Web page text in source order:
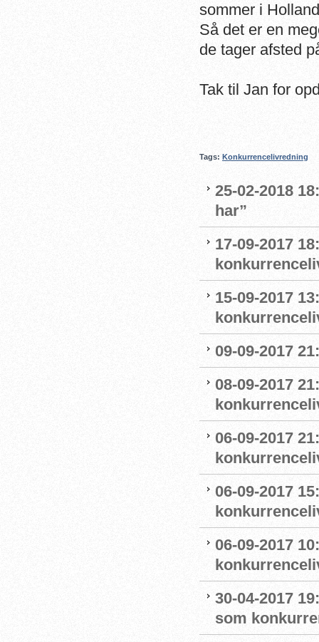
sommer i
Så det er en
de tager afsted
Tak til Jan for
Tags: Konkurrencelivredning
25-02-2018
har”
17-09-2017
15-09-2017
09-09-2017
08-09-2017
06-09-2017
06-09-2017
06-09-2017
30-04-2017
som